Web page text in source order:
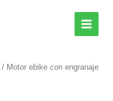
/ Motor ebike con engranaje